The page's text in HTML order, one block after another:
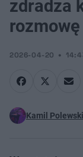
zdradza
rozmowę
2026-04-20
Kamil Polewski